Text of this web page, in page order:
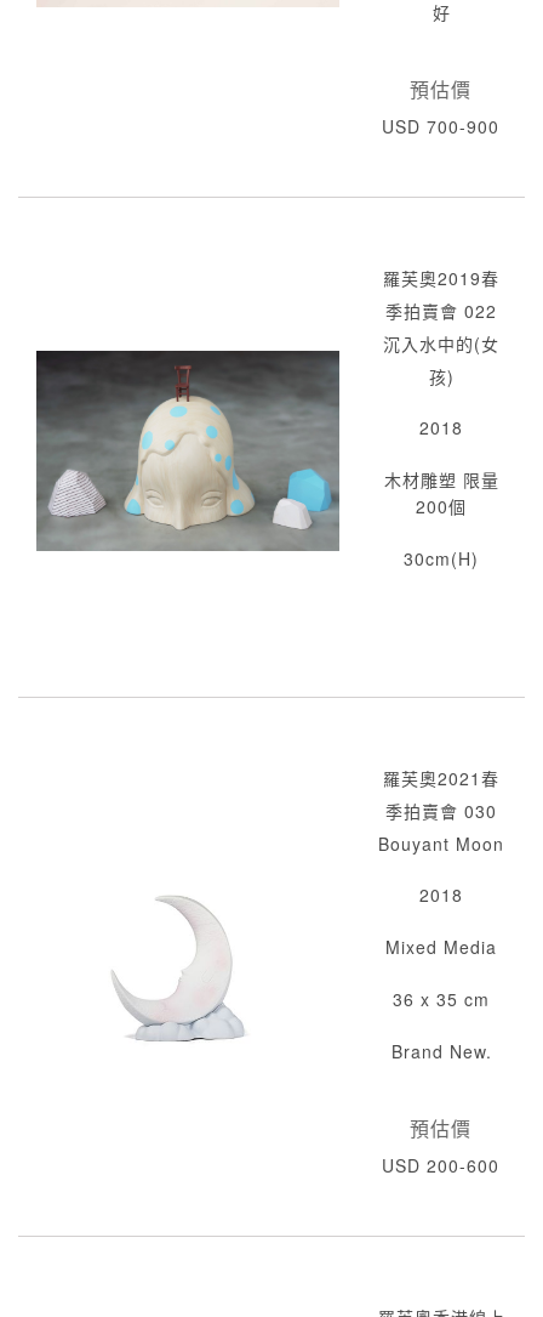
好
預估價
USD 700-900
羅芙奧2019春
季拍賣會 022
沉入水中的(女
孩)
2018
木材雕塑 限量
200個
30cm(H)
羅芙奧2021春
季拍賣會 030
Bouyant Moon
2018
Mixed Media
36 x 35 cm
Brand New.
預估價
USD 200-600